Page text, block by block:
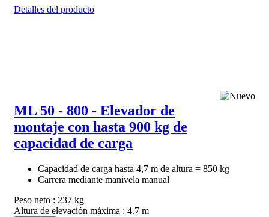
Detalles del producto
ML 50 - 800 - Elevador de
montaje con hasta 900 kg de
capacidad de carga
Capacidad de carga hasta 4,7 m de altura = 850 kg
Carrera mediante manivela manual
Peso neto : 237 kg
Altura de elevación máxima : 4.7 m